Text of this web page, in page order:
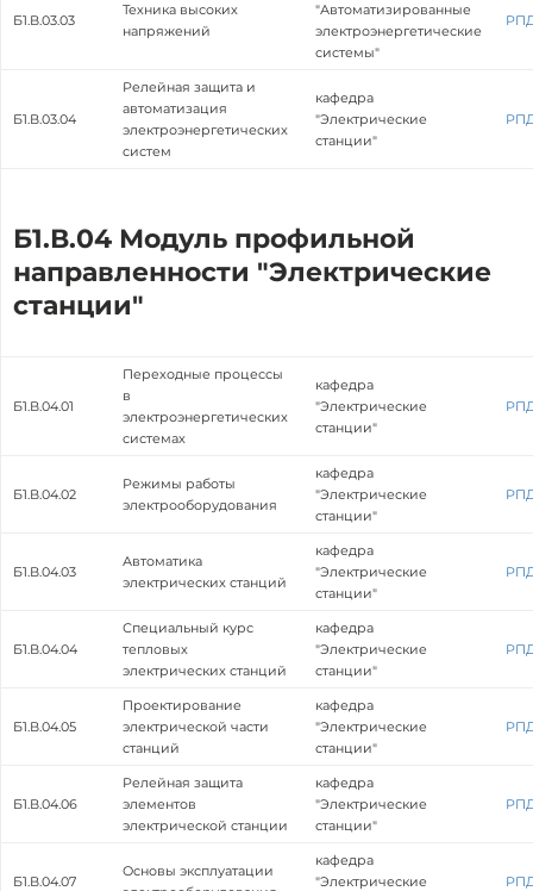
Б1.В.03.03
Техника высоких
напряжений
"Автоматизированные
электроэнергетические
системы"
Б1.В.03.04
Релейная защита и
автоматизация
электроэнергетических
систем
кафедра
"Электрические
станции"
Б1.В.04 Модуль профильной
направленности "Электрические
станции"
Б1.В.04.01
Переходные процессы
в
электроэнергетических
системах
кафедра
"Электрические
станции"
Б1.В.04.02
Режимы работы
электрооборудования
кафедра
"Электрические
станции"
Б1.В.04.03
Автоматика
электрических станций
кафедра
"Электрические
станции"
Б1.В.04.04
Специальный курс
тепловых
электрических станций
кафедра
"Электрические
станции"
Б1.В.04.05
Проектирование
электрической части
станций
кафедра
"Электрические
станции"
Б1.В.04.06
Релейная защита
элементов
электрической станции
кафедра
"Электрические
станции"
Б1.В.04.07
Основы эксплуатации
кафедра
"Электрические